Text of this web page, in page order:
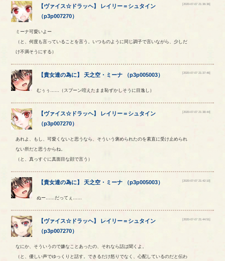
【ヴァイス☆ドラッヘ】 レイリー＝ シュタイン
（p3p007270）
[2020-07-07 21:36:36]
ミーナ可愛いよー
（と、何度も言っていることを言う。いつものように同じ調子で言いながら、少しだ
け不満そうにする）
【貴女達の為に】 天之空 ・ ミーナ （p3p005003） [2020-07-07 21:37:46]
むぅぅ……（スプーン咥えたまま恥ずかしそうに目逸し）
【ヴァイス☆ドラッヘ】 レイリー＝ シュタイン
（p3p007270）
[2020-07-07 21:38:44]
あれよ、もし、可愛くないと思うなら、そういう褒められたのを素直に受け止められ
ない所だと思うからね。
（と、真っすぐに真面目な顔で言う）
【貴女達の為に】 天之空 ・ ミーナ （p3p005003） [2020-07-07 21:42:10]
ぬー……だってぇ……
【ヴァイス☆ドラッヘ】 レイリー＝ シュタイン
（p3p007270）
[2020-07-07 21:44:51]
なにか、そういうので嫌なことあったの、それなら話は聞くよ。
（と、優しい声でゆっくりと話す。できるだけ怒りでなく、心配しているのだと伝わ